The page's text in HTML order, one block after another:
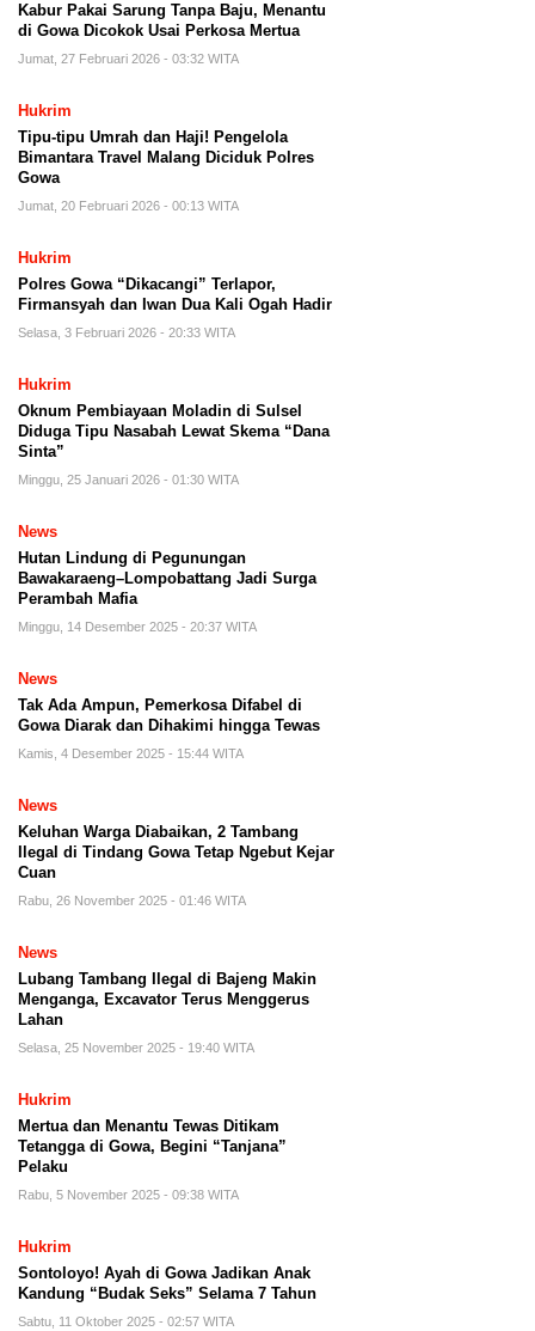
Kabur Pakai Sarung Tanpa Baju, Menantu
di Gowa Dicokok Usai Perkosa Mertua
Jumat, 27 Februari 2026 - 03:32 WITA
Hukrim
Tipu-tipu Umrah dan Haji! Pengelola
Bimantara Travel Malang Diciduk Polres
Gowa
Jumat, 20 Februari 2026 - 00:13 WITA
Hukrim
Polres Gowa “Dikacangi” Terlapor,
Firmansyah dan Iwan Dua Kali Ogah Hadir
Selasa, 3 Februari 2026 - 20:33 WITA
Hukrim
Oknum Pembiayaan Moladin di Sulsel
Diduga Tipu Nasabah Lewat Skema “Dana
Sinta”
Minggu, 25 Januari 2026 - 01:30 WITA
News
Hutan Lindung di Pegunungan
Bawakaraeng–Lompobattang Jadi Surga
Perambah Mafia
Minggu, 14 Desember 2025 - 20:37 WITA
News
Tak Ada Ampun, Pemerkosa Difabel di
Gowa Diarak dan Dihakimi hingga Tewas
Kamis, 4 Desember 2025 - 15:44 WITA
News
Keluhan Warga Diabaikan, 2 Tambang
Ilegal di Tindang Gowa Tetap Ngebut Kejar
Cuan
Rabu, 26 November 2025 - 01:46 WITA
News
Lubang Tambang Ilegal di Bajeng Makin
Menganga, Excavator Terus Menggerus
Lahan
Selasa, 25 November 2025 - 19:40 WITA
Hukrim
Mertua dan Menantu Tewas Ditikam
Tetangga di Gowa, Begini “Tanjana”
Pelaku
Rabu, 5 November 2025 - 09:38 WITA
Hukrim
Sontoloyo! Ayah di Gowa Jadikan Anak
Kandung “Budak Seks” Selama 7 Tahun
Sabtu, 11 Oktober 2025 - 02:57 WITA